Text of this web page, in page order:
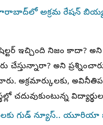
అక్రమ రేషన్
ఇచ్చింది నిజం కాదా? అని
చేస్తున్నారా? అని
అక్రమార్కులకు,
చదువుకుంటున్న
గుడ్ న్యూస్.. యూరియా